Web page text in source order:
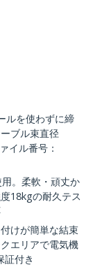
ルを使わずに締
ブル束直径
イル番号：
。柔軟・頑丈か
18kgの耐久テス
けが簡単な結束
エリアで電気機
付き